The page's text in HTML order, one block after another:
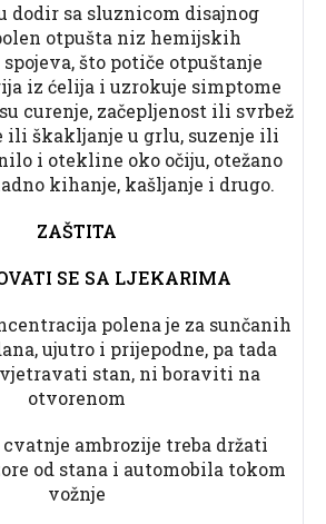
dodir sa sluznicom disajnog
otpušta niz hemijskih
što potiče otpuštanje
iz ćelija i uzrokuje simptome
curenje, začepljenost ili svrbež
ili škakljanje u grlu, suzenje ili
i otekline oko očiju, otežano
kihanje, kašljanje i drugo.
ZAŠTITA
SE SA LJEKARIMA
polena je za sunčanih
ujutro i prijepodne, pa tada
stan, ni boraviti na
otvorenom
ambrozije treba držati
od stana i automobila tokom
vožnje